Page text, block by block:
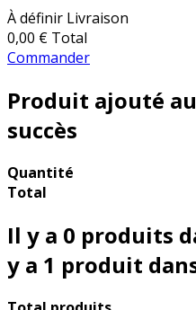
À définir Livraison
0,00 € Total
Commander
Produit ajouté
succès
Quantité
Total
Il y a 0 produits
y a 1 produit